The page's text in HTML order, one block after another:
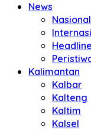
News
Nasional
Headline
Kalimantan
Kalbar
Kalteng
Kaltim
Kalsel